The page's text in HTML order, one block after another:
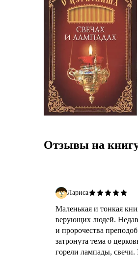
Отзывы на
Лариса
Маленькая и тонкая
верующих людей. Недавно прочитала книгу "Наставления, утешения
и пророчества
затронута тема о
горели лампады, свечи.